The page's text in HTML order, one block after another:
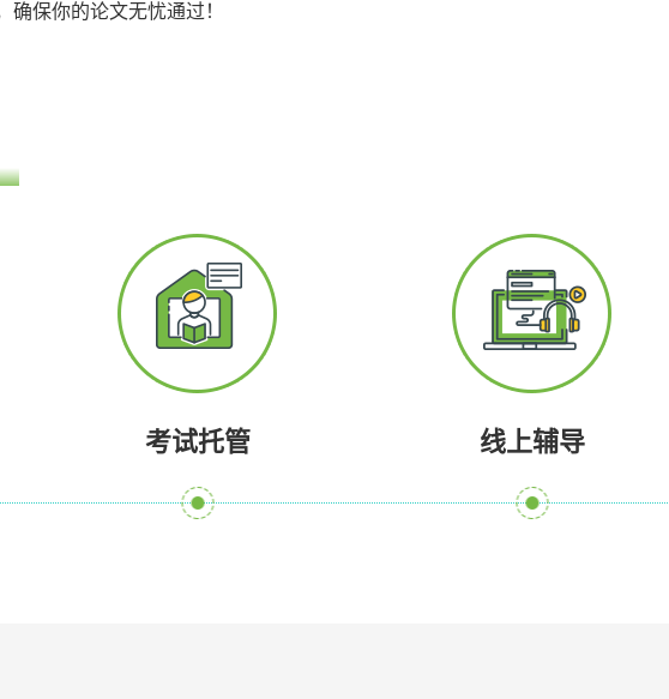
确保你的论文无忧通过！
考试托管 线上辅导